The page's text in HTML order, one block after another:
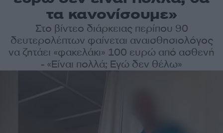
τα κανονίσουμε»
Στο βίντεο διάρκειας περίπου 90
δευτερολέπτων φαίνεται αναισθησιολόγος
να ζητάει «φακελάκι» 100 ευρώ από ασθενή
- «Είναι πολλά; Εγώ δεν θέλω»